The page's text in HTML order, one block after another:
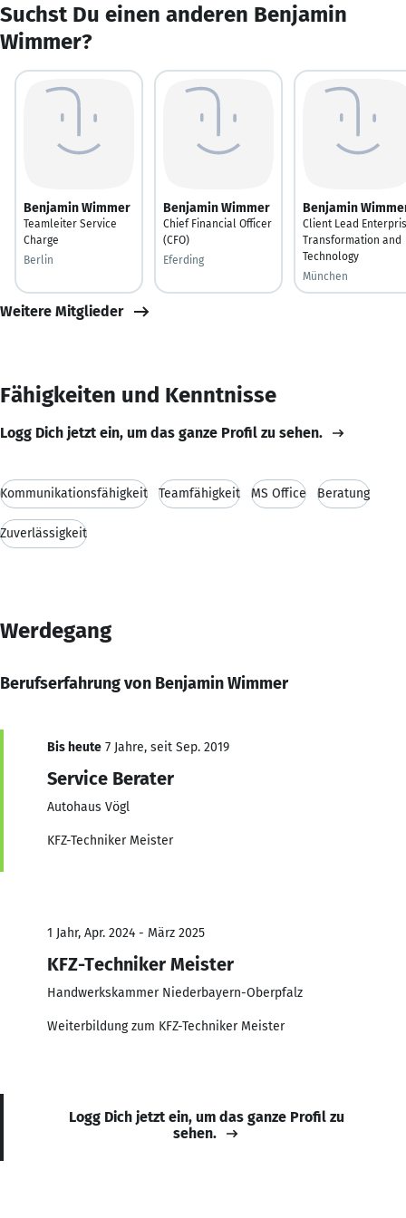
Suchst Du einen anderen Benjamin
Wimmer?
Benjamin Wimmer
Teamleiter Service
Charge
Berlin
Benjamin Wimmer
Chief Financial Officer
(CFO)
Eferding
Benjamin
Client Lead
Transformation and
Technology
München
Weitere Mitglieder
Fähigkeiten und Kenntnisse
Logg Dich jetzt ein, um das ganze Profil zu sehen.
Kommunikationsfähigkeit Teamfähigkeit MS Office Beratung
Zuverlässigkeit
Werdegang
Berufserfahrung von Benjamin Wimmer
Bis heute 7 Jahre, seit Sep. 2019
Service Berater
Autohaus Vögl
KFZ-Techniker Meister
1 Jahr, Apr. 2024 - März 2025
KFZ-Techniker Meister
Handwerkskammer Niederbayern-Oberpfalz
Weiterbildung zum KFZ-Techniker Meister
Logg Dich jetzt ein, um das ganze Profil zu
sehen.